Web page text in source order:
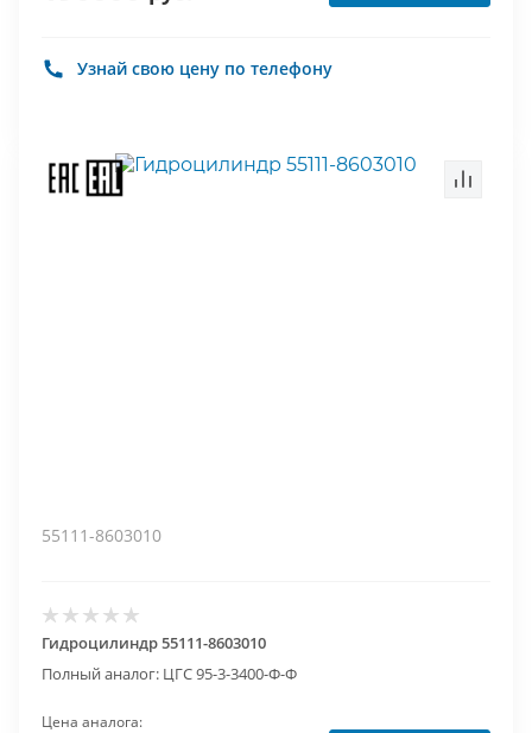
Узнай свою цену по телефону
55111-8603010
Гидроцилиндр 55111-8603010
Полный аналог: ЦГС 95-3-3400-Ф-Ф
Цена аналога: